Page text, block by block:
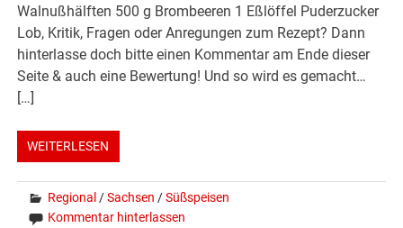
Walnußhälften 500 g Brombeeren 1 Eßlöffel Puderzucker
Lob, Kritik, Fragen oder Anregungen zum Rezept? Dann
hinterlasse doch bitte einen Kommentar am Ende dieser
Seite & auch eine Bewertung! Und so wird es gemacht…
[…]
WEITERLESEN
Regional /Sachsen /Süßspeisen
Kommentar hinterlassen